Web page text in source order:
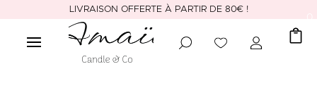
LIVRAISON OFFERTE À PARTIR DE 80€ !